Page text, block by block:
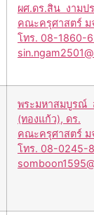
ผศ.ดร.สิน งามป
คณะครุศาสตร์ ม
โทร. 08-1860-
พระมหาสมบูรณ์
(ทองแก้ว), ดร.
คณะครุศาสตร์ ม
โทร. 08-0245-